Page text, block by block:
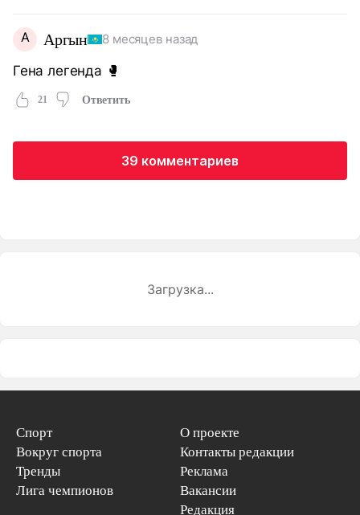
А Аргын 8 месяцев назад
Гена легенда 🥊
21 Ответить
39 комментариев
Загрузка...
Спорт
Вокруг спорта
Тренды
Лига чемпионов
О проекте
Контакты редакции
Реклама
Вакансии
Редакция